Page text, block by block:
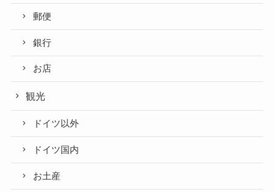
郵便
銀行
お店
観光
ドイツ以外
ドイツ国内
お土産